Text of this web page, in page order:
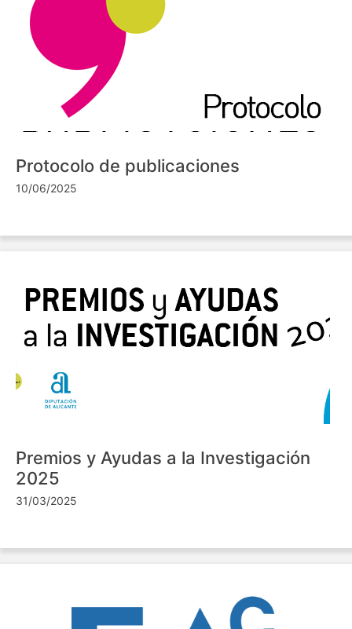
Protocolo de publicaciones
10/06/2025
Premios y Ayudas a la Investigación
2025
31/03/2025